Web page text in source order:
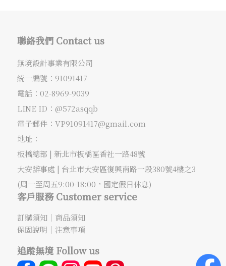
聯絡我們 Contact us
無境設計事業有限公司
統一編號：91091417
電話： 02-8969-9039
LINE ID：@572asqqb
電子郵件： VP91091417@gmail.com
地址：
板橋總部 | 新北市板橋區香社一路48號
大安辦事處 | 台北市大安區復興南路一段380號4樓之3
(周一至周五9:00-18:00，國定假日休息)
客戶服務 Customer service
訂購須知｜ 商品須知
保固說明 ｜ 注意事項
追蹤無境 Follow us